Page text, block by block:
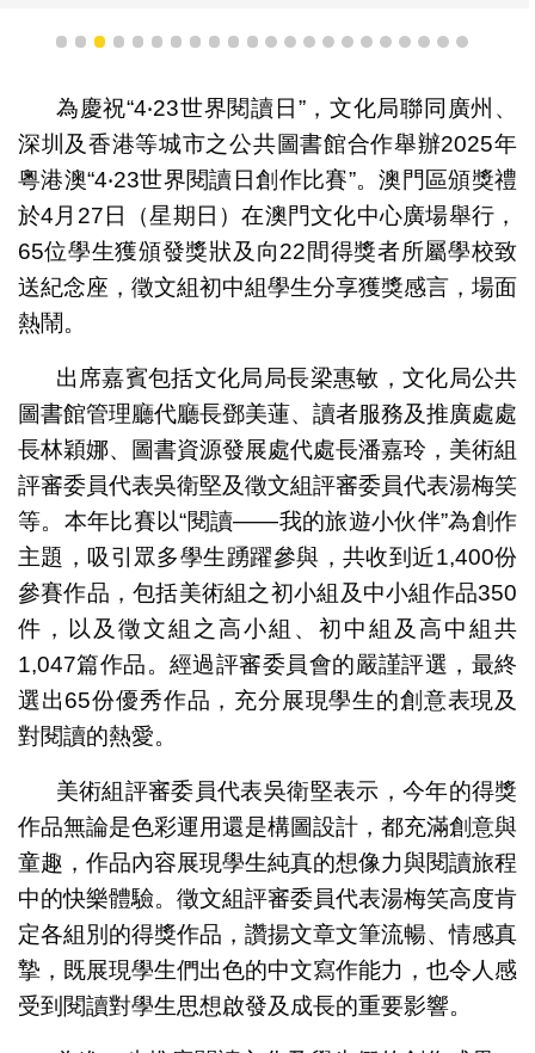
1 2 3 4 5 6 7 8 9 10111213141516171819202122
為慶祝“4‧23世界閱讀日”，文化局聯同廣州、
深圳及香港等城市之公共圖書館合作舉辦2025年
粵港澳“4‧23世界閱讀日創作比賽”。澳門區頒獎禮
於4月27日（星期日）在澳門文化中心廣場舉行，
65位學生獲頒發獎狀及向22間得獎者所屬學校致
送紀念座，徵文組初中組學生分享獲獎感言，場面
熱鬧。
出席嘉賓包括文化局局長梁惠敏，文化局公共
圖書館管理廳代廳長鄧美蓮、讀者服務及推廣處處
長林穎娜、圖書資源發展處代處長潘嘉玲，美術組
評審委員代表吳衛堅及徵文組評審委員代表湯梅笑
等。本年比賽以“閱讀——我的旅遊小伙伴”為創作
主題，吸引眾多學生踴躍參與，共收到近1,400份
參賽作品，包括美術組之初小組及中小組作品350
件，以及徵文組之高小組、初中組及高中組共
1,047篇作品。經過評審委員會的嚴謹評選，最終
選出65份優秀作品，充分展現學生的創意表現及
對閱讀的熱愛。
美術組評審委員代表吳衛堅表示，今年的得獎
作品無論是色彩運用還是構圖設計，都充滿創意與
童趣，作品內容展現學生純真的想像力與閱讀旅程
中的快樂體驗。徵文組評審委員代表湯梅笑高度肯
定各組別的得獎作品，讚揚文章文筆流暢、情感真
摯，既展現學生們出色的中文寫作能力，也令人感
受到閱讀對學生思想啟發及成長的重要影響。